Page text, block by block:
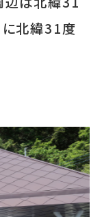
に北緯31度